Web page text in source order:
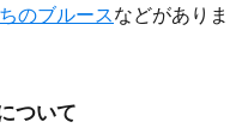
のブルースなどがありま
ついて